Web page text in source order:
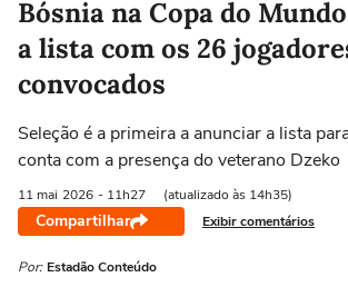
Selecione o time para ver as notícias
Bósnia na Copa do
a lista com os 26
convocados
Seleção é a primeira a anunciar a lista
conta com a presença do veterano Dzeko
11 mai 2026 - 11h27 (atualizado às 14h35)
Compartilhar Exibir comentários
Por: Estadão Conteúdo